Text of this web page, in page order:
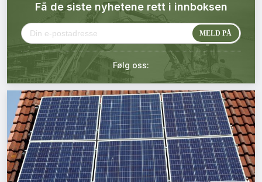
Abonnement Pluss
Kontakt oss
Login
Få de siste nyhetene rett i innboksen
Følg oss: